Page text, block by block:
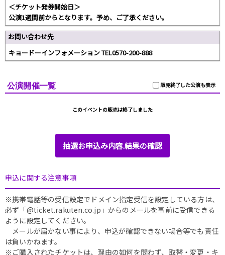
＜チケット発券開始日＞
公演1週間前からとなります。予め、ご了承ください。
お問い合わせ先
キョードーインフォメーション TEL0570-200-888
販売終了した公演も表示
公演開催一覧
このイベントの販売は終了しました
抽選お申込み内容.結果の確認
申込に関する注意事項
※携帯電話等の受信設定でドメイン指定受信を設定している方は、
必ず「@ticket.rakuten.co.jp」からのメールを事前に受信できる
ように設定してください。
メールが届かない事により、申込が確認できない場合等でも責任
は負いかねます。
※ご購入されたチケットは、理由の如何を問わず、取替・変更・キ